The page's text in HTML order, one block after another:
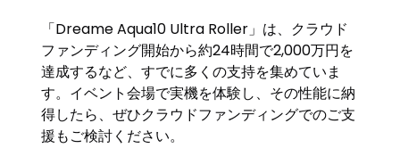
「Dreame Aqua10 Ultra Roller」は、クラウド
ファンディング開始から約24時間で2,000万円を
達成するなど、すでに多くの支持を集めていま
す。イベント会場で実機を体験し、その性能に納
得したら、ぜひクラウドファンディングでのご支
援もご検討ください。